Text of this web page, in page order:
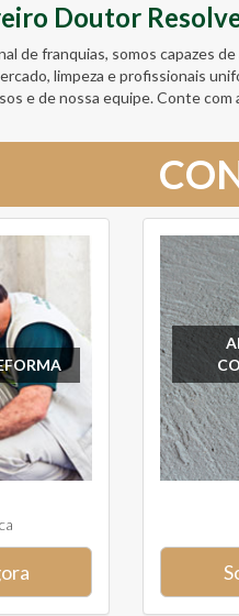
Doutor
de franquias, somos capazes
limpeza e profissionais
e de nossa equipe. Conte com